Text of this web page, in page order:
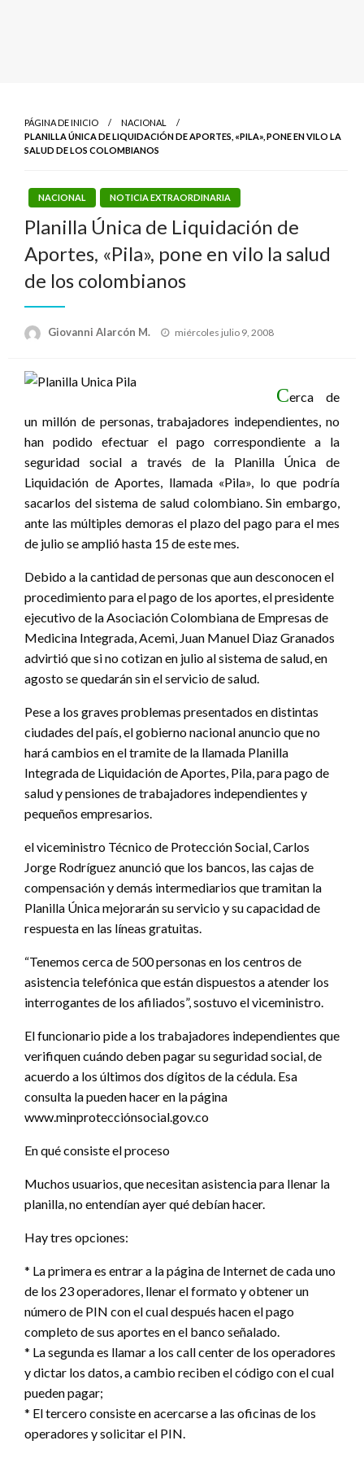
PÁGINA DE INICIO
NACIONAL
PLANILLA ÚNICA DE LIQUIDACIÓN DE APORTES, «PILA», PONE EN VILO LA
SALUD DE LOS COLOMBIANOS
NACIONAL NOTICIA EXTRAORDINARIA
Planilla Única de Liquidación de
Aportes, «Pila», pone en vilo la salud
de los colombianos
Giovanni Alarcón M.
Publicado
miércoles julio 9, 2008
Cerca de
un millón de personas, trabajadores independientes, no
han podido efectuar el pago correspondiente a la
seguridad social a través de la Planilla Única de
Liquidación de Aportes, llamada «Pila», lo que podría
sacarlos del sistema de salud colombiano. Sin embargo,
ante las múltiples demoras el plazo del pago para el mes
de julio se amplió hasta 15 de este mes.
Debido a la cantidad de personas que aun desconocen el
procedimiento para el pago de los aportes, el presidente
ejecutivo de la Asociación Colombiana de Empresas de
Medicina Integrada, Acemi, Juan Manuel Diaz Granados
advirtió que si no cotizan en julio al sistema de salud, en
agosto se quedarán sin el servicio de salud.
Pese a los graves problemas presentados en distintas
ciudades del país, el gobierno nacional anuncio que no
hará cambios en el tramite de la llamada Planilla
Integrada de Liquidación de Aportes, Pila, para pago de
salud y pensiones de trabajadores independientes y
pequeños empresarios.
el viceministro Técnico de Protección Social, Carlos
Jorge Rodríguez anunció que los bancos, las cajas de
compensación y demás intermediarios que tramitan la
Planilla Única mejorarán su servicio y su capacidad de
respuesta en las líneas gratuitas.
“Tenemos cerca de 500 personas en los centros de
asistencia telefónica que están dispuestos a atender los
interrogantes de los afiliados”, sostuvo el viceministro.
El funcionario pide a los trabajadores independientes que
verifiquen cuándo deben pagar su seguridad social, de
acuerdo a los últimos dos dígitos de la cédula. Esa
consulta la pueden hacer en la página
www.minprotecciónsocial.gov.co
En qué consiste el proceso
Muchos usuarios, que necesitan asistencia para llenar la
planilla, no entendían ayer qué debían hacer.
Hay tres opciones:
* La primera es entrar a la página de Internet de cada uno
de los 23 operadores, llenar el formato y obtener un
número de PIN con el cual después hacen el pago
completo de sus aportes en el banco señalado.
* La segunda es llamar a los call center de los operadores
y dictar los datos, a cambio reciben el código con el cual
pueden pagar;
* El tercero consiste en acercarse a las oficinas de los
operadores y solicitar el PIN.